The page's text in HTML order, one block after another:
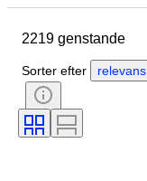
Emne
Kunstner
2219 genstande
Sorter efter relevans